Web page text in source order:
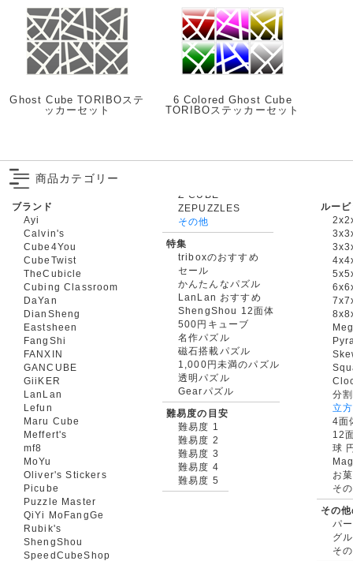
Ghost Cube TORIBOステ
ッカーセット
6 Colored Ghost Cube
TORIBOステッカーセット
商品カテゴリー
ブランド
Ayi
Calvin's
Cube4You
CubeTwist
TheCubicle
Cubing Classroom
DaYan
DianSheng
Eastsheen
FangShi
FANXIN
GANCUBE
GiiKER
LanLan
Lefun
Maru Cube
Meffert's
mf8
MoYu
Oliver's Stickers
Picube
Puzzle Master
QiYi MoFangGe
Rubik's
ShengShou
SpeedCubeShop
ZEPUZZLES
その他
特集
triboxのおすすめ
セール
かんたんなパズル
LanLan おすすめ
ShengShou 12面体
500円キューブ
名作パズル
磁石搭載パズル
1,000円未満のパズル
透明パズル
Gearパズル
難易度の目安
難易度 1
難易度 2
難易度 3
難易度 4
難易度 5
ルー
分
立
4面
12
球
お
そ
その
パ
グ
そ